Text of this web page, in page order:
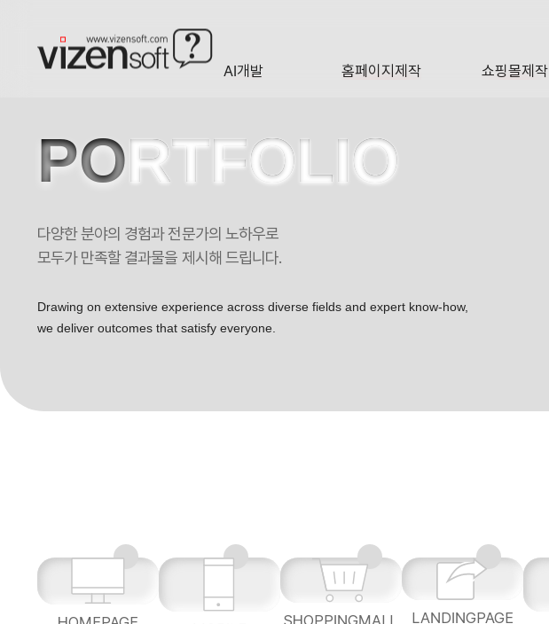
AI개발 홈페이지제작 쇼핑몰제작
PORTFOLIO
다양한 분야의 경험과 전문가의 노하우로
모두가 만족할 결과물을 제시해 드립니다.
Drawing on extensive experience across diverse fields and expert know-how,
we deliver outcomes that satisfy everyone.
LANDINGPAGE